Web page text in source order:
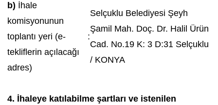
b) İhale
komisyonunun
toplantı yeri (e-
tekliflerin açılacağı
adres)
:
Selçuklu Belediyesi Şeyh
Şamil Mah. Doç. Dr. Halil Ürün
Cad. No.19 K: 3 D:31 Selçuklu
/ KONYA
4. İhaleye katılabilme şartları ve istenilen